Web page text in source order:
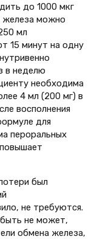
до 1000 мкг
железа можно
мл
15 минут на одну
в неделю
необходима
4 мл (200 мг) в
восполнения
для
пероральных
был
не требуются.
не может,
обмена железа,